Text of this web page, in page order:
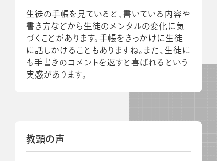
生徒の手帳を見ていると、書いている内容や
書き方などから生徒のメンタルの変化に気
づくことがあります。手帳をきっかけに生徒
に話しかけることもありますね。また、生徒に
も手書きのコメントを返すと喜ばれるという
実感があります。
教頭の声